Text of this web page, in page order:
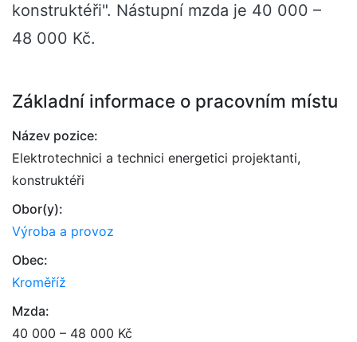
konstruktéři". Nástupní mzda je 40 000 –
48 000 Kč.
Základní informace o pracovním místu
Název pozice:
Elektrotechnici a technici energetici projektanti,
konstruktéři
Obor(y):
Výroba a provoz
Obec:
Kroměříž
Mzda:
40 000 – 48 000 Kč